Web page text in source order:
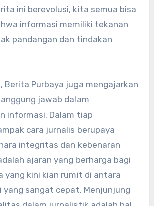
ini berevolusi, kita semua bisa
informasi memiliki tekanan
pandangan dan tindakan
Berita Purbaya juga mengajarkan
jawab dalam
informasi. Dalam tiap
cara jurnalis berupaya
integritas dan kebenaran
ajaran yang berharga bagi
yang kini kian rumit di antara
yang sangat cepat. Menjunjung